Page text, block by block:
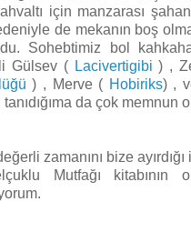
için manzarası
de mekanın boş
Sohebtimiz bol
Gülsev ( Lacivertigibi ) ,
) , Merve ( Hobiriks) ,
tanıdığıma da çok memnun
zamanını bize
Mutfağı kitabının